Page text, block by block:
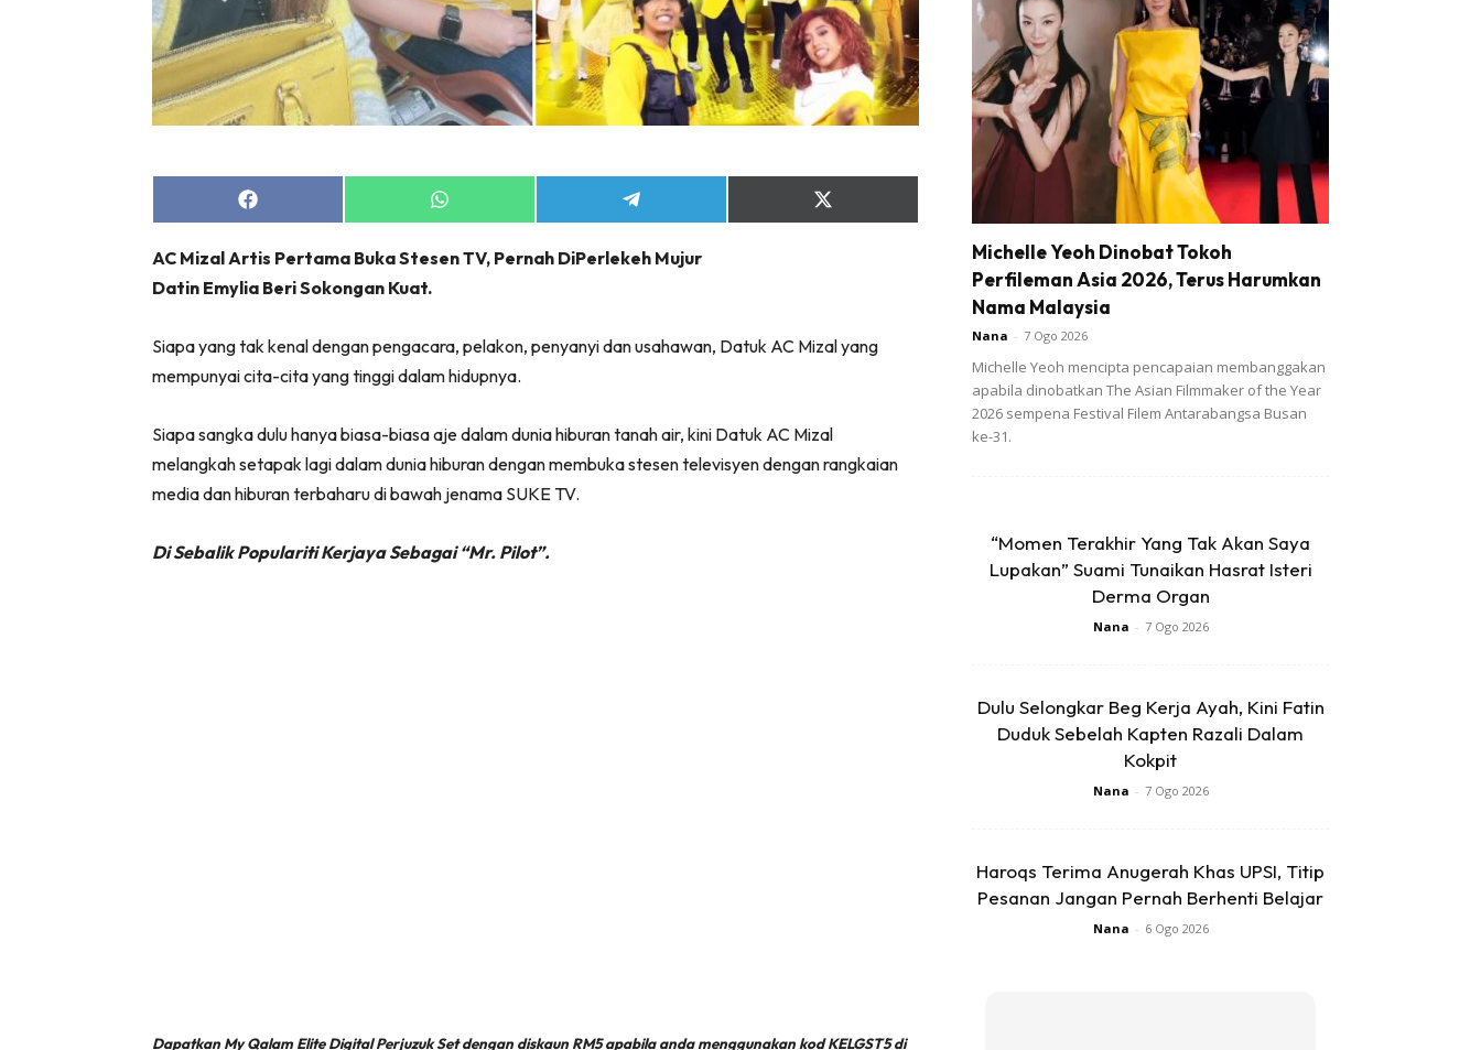
Share
on
Share
on
Share
on
Share
on
AC Mizal Artis Pertama Buka Stesen TV, Pernah DiPerlekeh Mujur
Datin Emylia Beri Sokongan Kuat.
Siapa yang tak kenal dengan pengacara, pelakon, penyanyi dan usahawan, Datuk AC Mizal yang
mempunyai cita-cita yang tinggi dalam hidupnya.
Siapa sangka dulu hanya biasa-biasa aje dalam dunia hiburan tanah air, kini Datuk AC Mizal
melangkah setapak lagi dalam dunia hiburan dengan membuka stesen televisyen dengan rangkaian
media dan hiburan terbaharu di bawah jenama SUKE TV.
Di Sebalik Populariti Kerjaya Sebagai “Mr. Pilot”.
Dapatkan My Qalam Elite Digital Perjuzuk Set dengan diskaun RM5 apabila anda menggunakan kod KELGST5 di
Michelle Yeoh Dinobat Tokoh
Perfileman Asia 2026, Terus Harumkan
Nama Malaysia
Nana - 7 Ogo 2026
Michelle Yeoh mencipta pencapaian membanggakan
apabila dinobatkan The Asian Filmmaker of the Year
2026 sempena Festival Filem Antarabangsa Busan
ke-31.
“Momen Terakhir Yang Tak Akan Saya
Lupakan” Suami Tunaikan Hasrat Isteri
Derma Organ
Nana - 7 Ogo 2026
Dulu Selongkar Beg Kerja Ayah, Kini Fatin
Duduk Sebelah Kapten Razali Dalam
Kokpit
Nana - 7 Ogo 2026
Haroqs Terima Anugerah Khas UPSI, Titip
Pesanan Jangan Pernah Berhenti Belajar
Nana - 6 Ogo 2026